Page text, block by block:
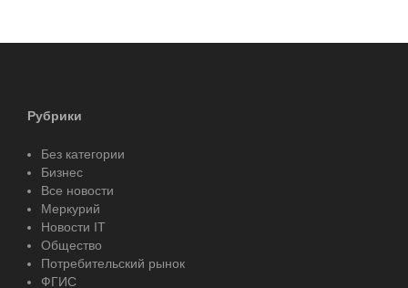
Рубрики
Без категории
Бизнес
Все новости
Меркурий
Новости IT
Общество
Потребительский рынок
ФГИС